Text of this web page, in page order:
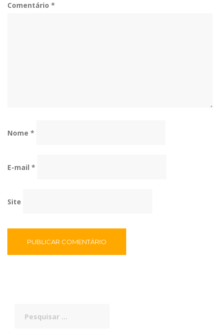
Comentário *
Nome *
E-mail *
Site
por: